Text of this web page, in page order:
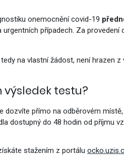
onemocnění covid-19
urgentních případech. Za
na vlastní žádost, není
testu?
dozvíte přímo na odběrovém
dostupný do 48 hodin od příjmu
stažením z portálu